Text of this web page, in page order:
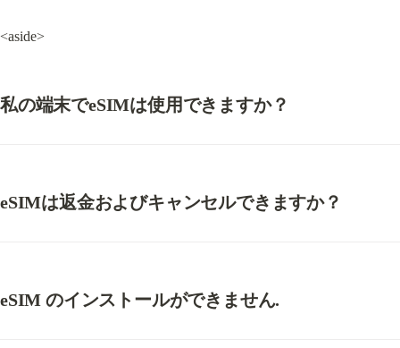
<aside>
私の端末でeSIMは使用できますか？
eSIMは返金およびキャンセルできますか？
eSIM のインストールができません.